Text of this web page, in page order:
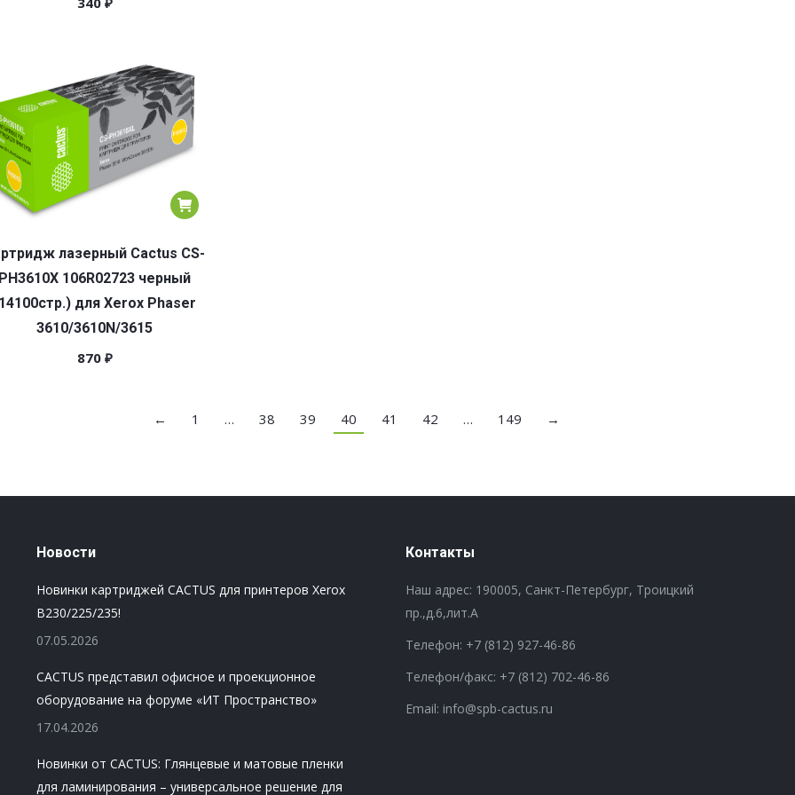
лазерный Cactus CS-
106R02723 черный
для Xerox Phaser
3610/3610N/3615
870 ₽
← 1 … 38 39 40 41 42 … 149 →
Новости
Новинки картриджей CACTUS для принтеров Xerox
B230/225/235!
07.05.2026
CACTUS представил офисное и проекционное
оборудование на форуме «ИТ Пространство»
17.04.2026
Новинки от CACTUS: Глянцевые и матовые пленки
для ламинирования – универсальное решение для
Контакты
Наш адрес: 190005, Санкт-Петербург, Троицкий
пр.,д.6,лит.А
Телефон: +7 (812) 927-46-86
Телефон/факс: +7 (812) 702-46-86
Email: info@spb-cactus.ru